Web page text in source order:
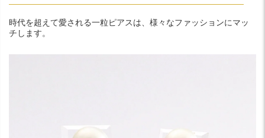
時代を超えて愛される一粒ピアスは、様々なファッションにマッ
チします。